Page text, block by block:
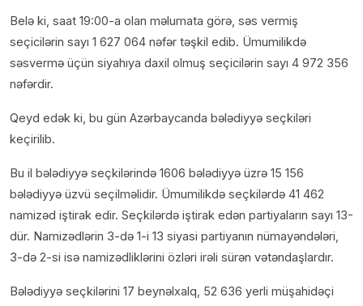
Belə ki, saat 19:00-a olan məlumata görə, səs vermiş
seçicilərin sayı 1 627 064 nəfər təşkil edib. Ümumilikdə
səsvermə üçün siyahıya daxil olmuş seçicilərin sayı 4 972 356
nəfərdir.
Qeyd edək ki, bu gün Azərbaycanda bələdiyyə seçkiləri
keçirilib.
Bu il bələdiyyə seçkilərində 1606 bələdiyyə üzrə 15 156
bələdiyyə üzvü seçilməlidir. Ümumilikdə seçkilərdə 41 462
namizəd iştirak edir. Seçkilərdə iştirak edən partiyaların sayı 13-
dür. Namizədlərin 3-də 1-i 13 siyasi partiyanın nümayəndələri,
3-də 2-si isə namizədliklərini özləri irəli sürən vətəndaşlardır.
Bələdiyyə seçkilərini 17 beynəlxalq, 52 636 yerli müşahidəçi